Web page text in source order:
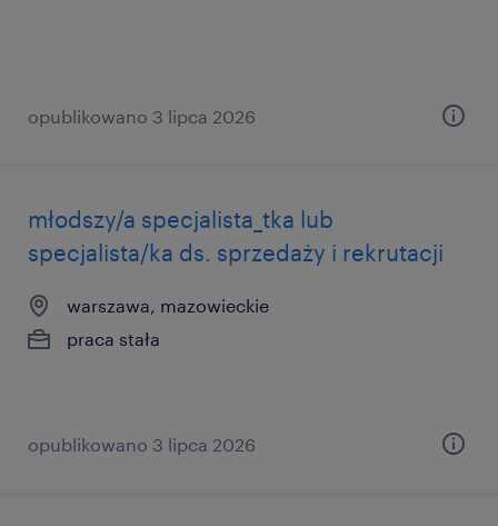
opublikowano 3 lipca 2026
młodszy/a specjalista_tka lub
specjalista/ka ds. sprzedaży i rekrutacji
warszawa, mazowieckie
praca stała
opublikowano 3 lipca 2026